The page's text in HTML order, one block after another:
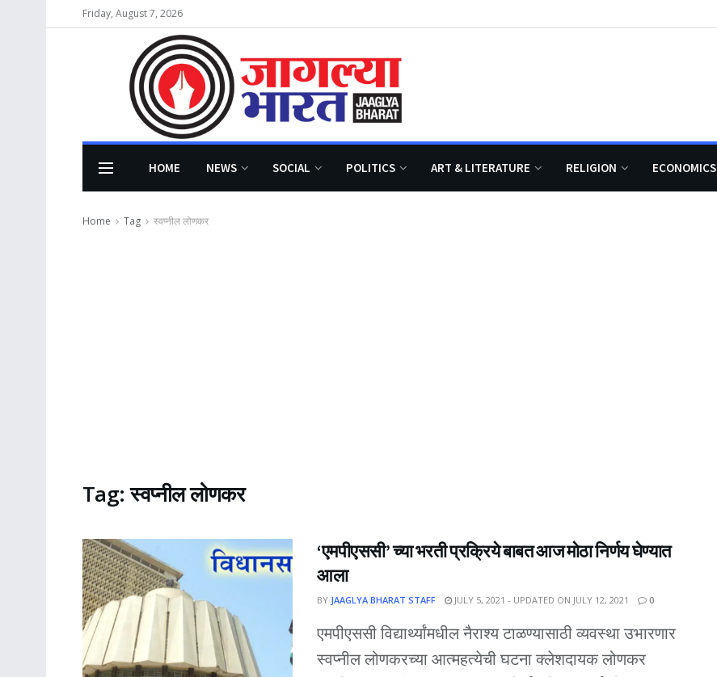
Friday, August 7, 2026
HOME NEWS SOCIAL POLITICS ART & LITERATURE RELIGION ECONOMICS
Home Tag स्वप्नील लोणकर
Tag:स्वप्नील लोणकर
‘एमपीएससी’ च्या भरती प्रक्रिये बाबत आज मोठा निर्णय घेण्यात
आला
BY JAAGLYA BHARAT STAFF JULY 5, 2021 - UPDATED ON JULY 12, 2021 0
एमपीएससी विद्यार्थ्यांमधील नैराश्य टाळण्यासाठी व्यवस्था उभारणार
स्वप्नील लोणकरच्या आत्महत्येची घटना क्लेशदायक लोणकर